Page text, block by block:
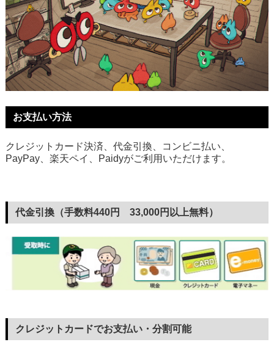
お支払い方法
クレジットカード決済、代金引換、コンビニ払い、
PayPay、楽天ペイ、Paidyがご利用いただけます。
代金引換（手数料440円 33,000円以上無料）
クレジットカードでお支払い・分割可能